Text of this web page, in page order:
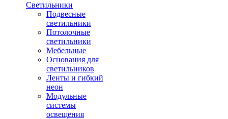
Светильники
Подвесные
светильники
Потолочные
светильники
Мебельные
Основания для
светильников
Ленты и гибкий
неон
Модульные
системы
освещения